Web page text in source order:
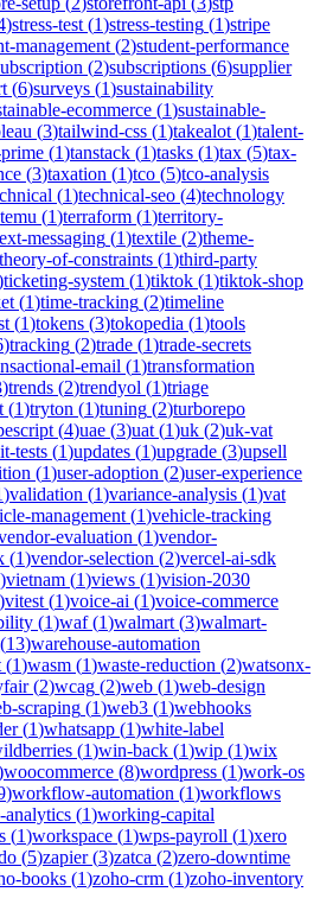
)stress-test (1)stress-testing (1)stripe
management (2)student-performance
(2)subscriptions (6)supplier
(6)surveys (1)sustainability
ecommerce (1)sustainable-
(3)tailwind-css (1)takealot (1)talent-
(1)tanstack (1)tasks (1)tax (5)tax-
(3)taxation (1)tco (5)tco-analysis
(1)technical-seo (4)technology
temu (1)terraform (1)territory-
messaging (1)textile (2)theme-
theory-of-constraints (1)third-party
ticketing-system (1)tiktok (1)tiktok-shop
(1)time-tracking (2)timeline
(1)tokens (3)tokopedia (1)tools
)tracking (2)trade (1)trade-secrets
email (1)transformation
)trends (2)trendyol (1)triage
(1)tryton (1)tuning (2)turborepo
(4)uae (3)uat (1)uk (2)uk-vat
tests (1)updates (1)upgrade (3)upsell
(1)user-adoption (2)user-experience
)validation (1)variance-analysis (1)vat
management (1)vehicle-tracking
evaluation (1)vendor-
(1)vendor-selection (2)vercel-ai-sdk
)vietnam (1)views (1)vision-2030
)vitest (1)voice-ai (1)voice-commerce
(1)waf(1)walmart (3)walmart-
(13)warehouse-automation
(1)wasm (1)waste-reduction (2)watsonx-
(2)wcag (2)web (1)web-design
scraping (1)web3 (1)webhooks
(1)whatsapp (1)white-label
(1)win-back (1)wip (1)wix
woocommerce (8)wordpress (1)work-os
)workflow-automation (1)workflows
(1)working-capital
(1)workspace (1)wps-payroll (1)xero
(5)zapier(3)zatca (2)zero-downtime
books (1)zoho-crm (1)zoho-inventory